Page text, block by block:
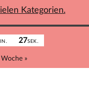
27SEK.
»
Kategorien.